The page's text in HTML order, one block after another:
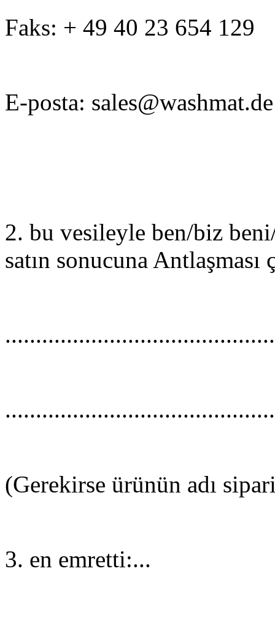
Faks: + 49 40 23 654 129
E-posta: sales@washmat.de
2. bu vesileyle ben/biz
satın sonucuna Antlaşması
(Gerekirse ürünün adı
3. en emretti:...